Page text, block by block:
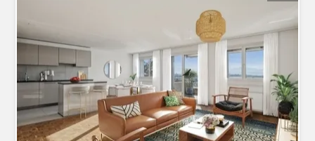
salle de bains Disponible au 1er septembre 2026. Avons-
nous éveillé votre intérêt? Dans ce cas, n’hésitez pas à
prendre contact avec nous directement depuis le
formulaire de contact pour toute demande et/ou visite.
Une fois la visite effectuée, nous nous réjouissons de
recevoir votre dossier de candidature directement sur
notre formulaire en ligne inscrit ci-dessous:
https://flatfox.ch/fr/listing/86161099/submit/ Seuls les
dossiers envoyés via le lien seront pris en...